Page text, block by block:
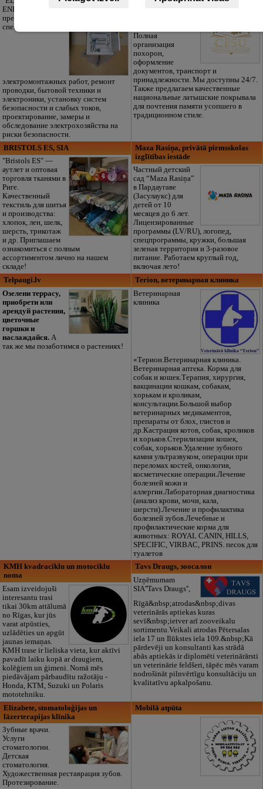
ENERGY Kandava"
предлагает полный
спектр
электромонтажных работ, ремонт
проводки, бытовой техники и
электроники, установку систем
безопасности и слабых токов,
проектирование, замеры и
обследование электрохозяйства на
риски безопасности.
Полная
организация
похорон,
оформление
документов, транспорт и
принадлежности. Мы доступны 24/7.
Также предлагаем качественные
национальные латышские покрывала
для почтения памяти усопшего в
традиционном стиле.
BRISTOLS ES, SIA
"Bristols ES" —
аутлет и оптовая
торговля тканями в
Риге.
Качественный
текстиль для шитья
и производства:
хлопок, лен, шелк,
шерсть, трикотаж
и др. Приглашаем
ознакомиться с полным
ассортиментом лично на нашем
складе!
Maza Rasiņa, privātā pirmsskolas
izglītības iestāde
Частный детский
сад “Maza Rasiņa”
в Пардаугаве
(Засулаукс) для
детей от 10
месяцев до 6 лет.
Лицензированные
программы (LV/RU), логопед,
спецпрограммы, кружки, большая
зеленая территория и 3-разовое
питание. Работаем круглый год,
включая лето!
Telpaugi.lv
Озелени террасу,
приобрети или
арендуй растения,
цветочные
горшки и
наслаждайся.А
так же мы позаботимся о растениях!
Terion, ветеринарная клиника
Ветеринарная
клиника
«Терион.Ветеринарная клиника.
Ветеринарная аптека. Корма для
собак и кошек.Терапия, хирургия,
вакцинации кошкам, собакам,
хорькам и кроликам,
консультации.Большой выбор
ветеринарных медикаментов,
препараты от блох, глистов и
др.Кастрация котов, собак, кроликов
и хорьков.Стерилизации кошек,
собак, хорьков.Удаление зубного
камня ультразвуком, операции при
переломах костей, онкология,
косметические операции.Лечение
болезней кожи и
аллергии.Лабораторная диагностика
(анализ крови, мочи, кала,
шерсти).Лечение и профилактика
болезней зубов.Лечебные и
профилактические корма для
животных: ROYAL CANIN, HILLS,
SPECIFIC, VIRBAC, PRINS. песок для
туалетов
KMH kvadraciklu un motociklu
noma
Esam izveidojuši
interesantu trasi
tikai 30km attālumā
no Rīgas, kur jūs
varat atpūsties,
uzlādēties un apgūt
jaunas iemaņas.
KMH trase ir lieliska vieta, kur aktīvi
pavadīt laiku kopā ar draugiem,
kolēģiem un ģimeni. Nomā mēs
piedāvājam pārbaudītu ražotāju -
Honda, KTM, Suzuki un Polaris
mototehniku.
Tavs Draugs, зоосалон
Uzņēmumam
SIA''Tavs Draugs'',
Rīgā&nbsp;atrodas&nbsp;divas
veterinārās aptiekas kuras
sevī&nbsp;ietver arī zooveikalu
sortimentu.Veikali atrodas Pētersalas
iela 17 un Ilūkstes iela 109.&nbsp;Kā
pārdevēji un konsultanti kas strādā
abās aptiekās ir diplomēti veterinārārsti
un veterinārie feldšeri, tāpēc mēs varam
nodrošināt pilnvērtīgu konsultāciju un
kvalitatīvu apkalpošanu.
Elizabete, stomatoloģijas un
lāzerterapijas klīnika
Зубные врачи.
Услуги
стоматологии.
Детская
стоматология.
Художественная реставрация зубов.
Протезирование.
Mobilā atpūta